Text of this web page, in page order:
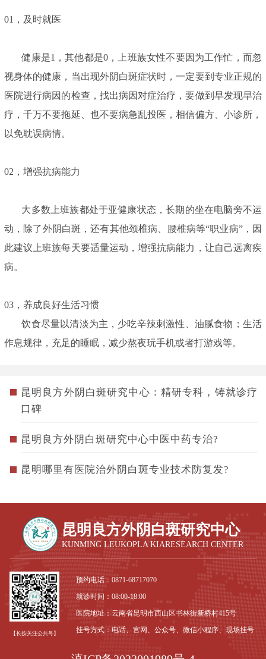
01，及时就医
健康是1，其他都是0，上班族女性不要因为工作忙，而忽
视身体的健康，当出现外阴白斑症状时，一定要到专业正规的
医院进行病因的检查，找出病因对症治疗，要做到早发现早治
疗，千万不要拖延、也不要病急乱投医，相信偏方、小诊所，
以免耽误病情。
02，增强抗病能力
大多数上班族都处于亚健康状态，长期的坐在电脑旁不运
动，除了外阴白斑，还有其他颈椎病、腰椎病等“职业病”，因
此建议上班族每天要适量运动，增强抗病能力，让自己远离疾
病。
03，养成良好生活习惯
饮食尽量以清淡为主，少吃辛辣刺激性、油腻食物；生活
作息规律，充足的睡眠，减少熬夜玩手机或者打游戏等。
昆明良方外阴白斑研究中心：精研专科，铸就诊疗
口碑
昆明良方外阴白斑研究中心中医中药专治?
昆明哪里有医院治外阴白斑专业技术防复发?
昆明良方外阴白斑研究中心
KUNMING LEUKOPLA KIARESEARCH CENTER
【长按关注公共号】
预约电话：0871-68717070
就诊时间：08:00-18:00
医院地址：云南省昆明市西山区书林街新桥村415号
挂号方式：电话、官网、公众号、微信小程序、现场挂号